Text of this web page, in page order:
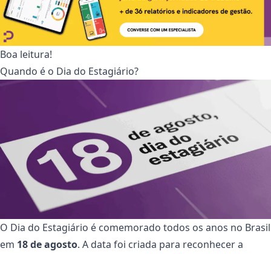
Boa leitura!
Quando é o Dia do Estagiário?
O Dia do Estagiário é comemorado todos os anos no Brasil
em 18 de agosto. A data foi criada para reconhecer a